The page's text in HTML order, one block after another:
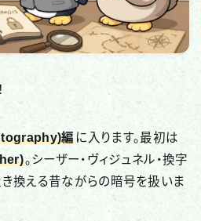
ス
ーム
編 に入ります。最初は
。シーザー・ヴィジュネル・換字
換える昔ながらの暗号を扱いま